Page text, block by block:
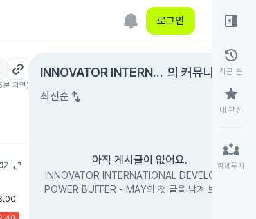
로그인
지연)
INNOVATOR INTERNA
TIONAL DEVELOPED
의 커뮤니티expand_circle_right
최신순 swap_vert
아직 게시글이 없어요.
INNOVATOR INTERNATIONAL DEVELOPED
POWER BUFFER - MAY의 첫 글을 남겨 보세요.
right_panel_open
history
최근 본
star
내 관심
partner_exchange
함께투자